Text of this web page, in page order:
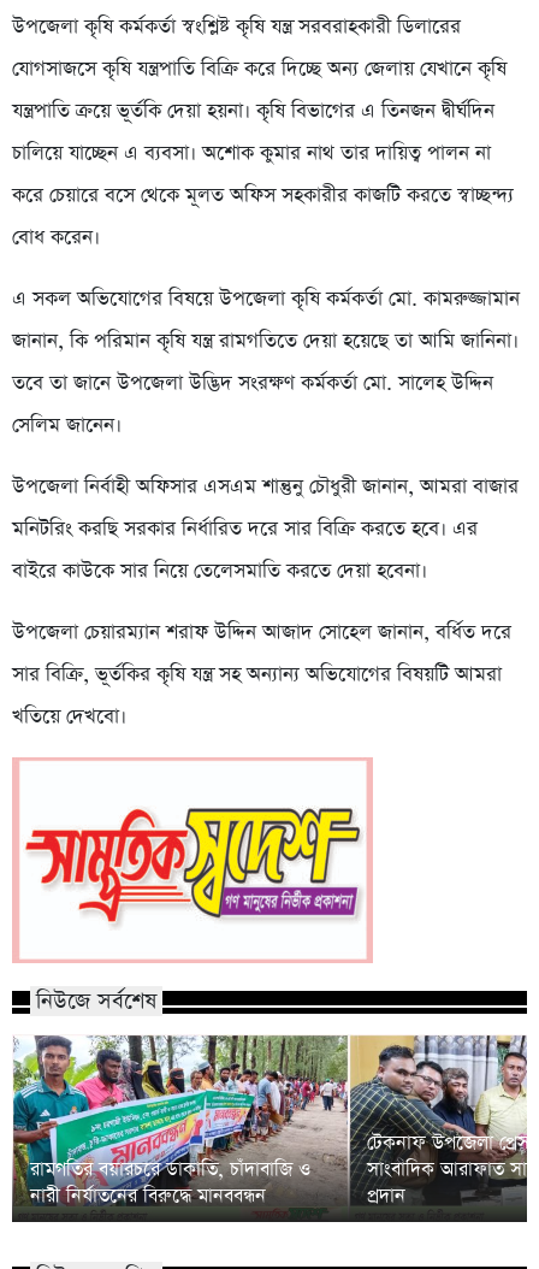
উপজেলা কৃষি কর্মকর্তা স্বংশ্লিষ্ট কৃষি যন্ত্র সরবরাহকারী ডিলারের
যোগসাজসে কৃষি যন্ত্রপাতি বিক্রি করে দিচ্ছে অন্য জেলায় যেখানে কৃষি
যন্ত্রপাতি ক্রয়ে ভূর্তকি দেয়া হয়না। কৃষি বিভাগের এ তিনজন দ্বীর্ঘদিন
চালিয়ে যাচ্ছেন এ ব্যবসা। অশোক কুমার নাথ তার দায়িত্ব পালন না
করে চেয়ারে বসে থেকে মূলত অফিস সহকারীর কাজটি করতে স্বাচ্ছন্দ্য
বোধ করেন।
এ সকল অভিযোগের বিষয়ে উপজেলা কৃষি কর্মকর্তা মো. কামরুজ্জামান
জানান, কি পরিমান কৃষি যন্ত্র রামগতিতে দেয়া হয়েছে তা আমি জানিনা।
তবে তা জানে উপজেলা উদ্ভিদ সংরক্ষণ কর্মকর্তা মো. সালেহ উদ্দিন
সেলিম জানেন।
উপজেলা নির্বাহী অফিসার এসএম শান্তুনু চৌধুরী জানান, আমরা বাজার
মনিটরিং করছি সরকার নির্ধারিত দরে সার বিক্রি করতে হবে। এর
বাইরে কাউকে সার নিয়ে তেলেসমাতি করতে দেয়া হবেনা।
উপজেলা চেয়ারম্যান শরাফ উদ্দিন আজাদ সোহেল জানান, বর্ধিত দরে
সার বিক্রি, ভূর্তকির কৃষি যন্ত্র সহ অন্যান্য অভিযোগের বিষয়টি আমরা
খতিয়ে দেখবো।
নিউজে সর্বশেষ
রামগতির বয়ারচরে ডাকাতি, চাঁদাবাজি ও
নারী নির্যাতনের বিরুদ্ধে মানববন্ধন
টেকনাফ উপজেলা
সাংবাদিক আরাফাত
প্রদান